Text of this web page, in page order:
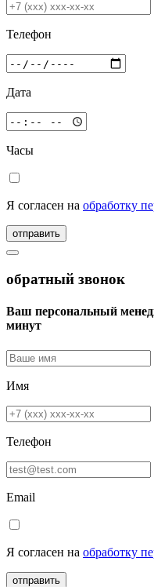
Телефон
Дата
Часы
Я согласен на обработку
отправить
обратный звонок
Ваш персональный
минут
Имя
Телефон
Email
Я согласен на обработку
отправить